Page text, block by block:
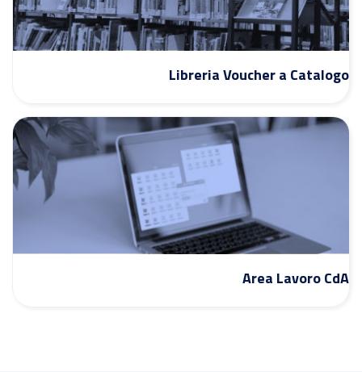
Libreria Voucher a Catalogo
Area Lavoro CdA